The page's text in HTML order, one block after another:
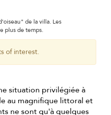
de la villa. Les
plus de temps.
of interest.
situation privilégiée à
au magnifique littoral et
ne sont qu'à quelques